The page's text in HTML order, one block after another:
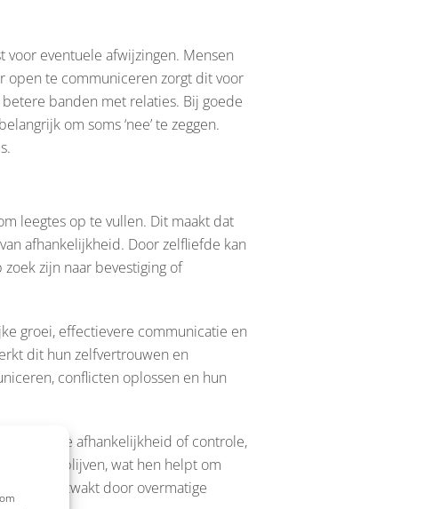
eventuele afwijzingen. Mensen
open te communiceren zorgt dit voor
banden met relaties. Bij goede
om soms ‘nee’ te zeggen.
leegtes op te vullen. Dit maakt dat
afhankelijkheid. Door zelfliefde kan
zijn naar bevestiging of
groei, effectievere communicatie en
dit hun zelfvertrouwen en
conflicten oplossen en hun
afhankelijkheid of controle,
te blijven, wat hen helpt om
niet verzwakt door overmatige